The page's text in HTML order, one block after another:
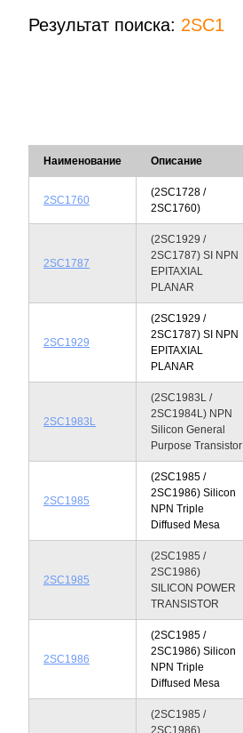
Результат поиска: 2SC1
Наименование Описание
2SC1760
(2SC1728 /
2SC1760)
2SC1787
(2SC1929 /
2SC1787) SI NPN
EPITAXIAL
PLANAR
2SC1929
(2SC1929 /
2SC1787) SI NPN
EPITAXIAL
PLANAR
2SC1983L
(2SC1983L /
2SC1984L) NPN
Silicon General
Purpose Transistor
2SC1985
(2SC1985 /
2SC1986) Silicon
NPN Triple
Diffused Mesa
2SC1985
(2SC1985 /
2SC1986)
SILICON POWER
TRANSISTOR
2SC1986
(2SC1985 /
2SC1986) Silicon
NPN Triple
Diffused Mesa
(2SC1985 /
2SC1986)